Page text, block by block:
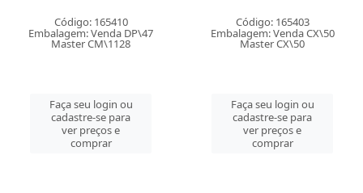
Código: 165410
Embalagem: Venda DP\47
Master CM\1128
Faça seu login ou
cadastre-se para
ver preços e
comprar
Código: 165403
Embalagem: Venda CX\50
Master CX\50
Faça seu login ou
cadastre-se para
ver preços e
comprar